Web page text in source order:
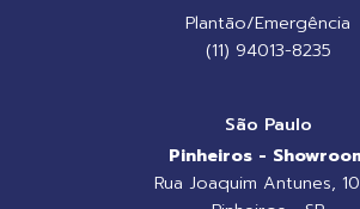
Plantão/Emergência
(11) 94013-8235
São Paulo
Pinheiros -
Rua Joaquim Antunes,